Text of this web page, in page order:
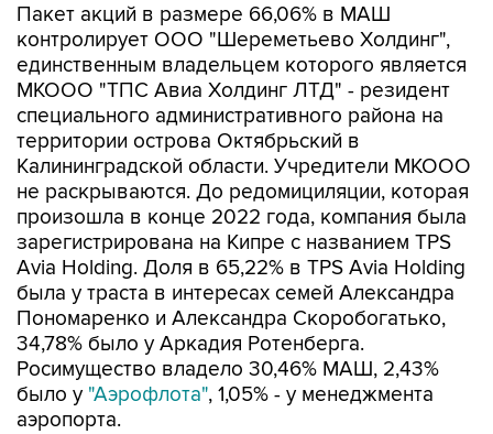
Пакет акций в размере 66,06% в МАШ
контролирует ООО "Шереметьево Холдинг",
единственным владельцем которого является
МКООО "ТПС Авиа Холдинг ЛТД" - резидент
специального административного района на
территории острова Октябрьский в
Калининградской области. Учредители МКООО
не раскрываются. До редомициляции, которая
произошла в конце 2022 года, компания была
зарегистрирована на Кипре с названием TPS
Avia Holding. Доля в 65,22% в TPS Avia Holding
была у траста в интересах семей Александра
Пономаренко и Александра Скоробогатько,
34,78% было у Аркадия Ротенберга.
Росимущество владело 30,46% МАШ, 2,43%
было у "Аэрофлота", 1,05% - у менеджмента
аэропорта.